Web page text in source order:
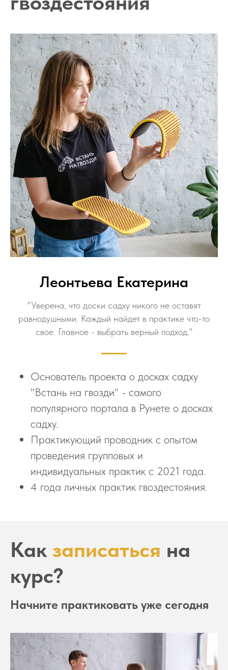
Леонтьева Екатерина
"Уверена, что доски садху никого не оставят
равнодушными. Каждый найдет в практике что-то
свое. Главное - выбрать верный подход."
Основатель проекта о досках садху
"Встань на гвозди" - самого
популярного портала в Рунете о досках
садху.
Практикующий проводник с опытом
проведения групповых и
индивидуальных практик с 2021 года.
4 года личных практик гвоздестояния.
Как записаться на
курс?
Начните практиковать уже сегодня